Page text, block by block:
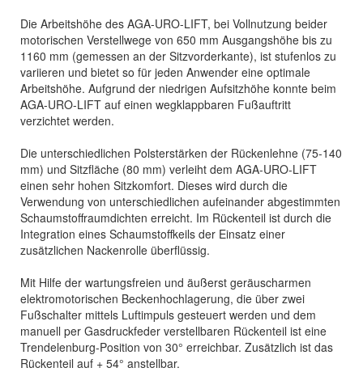
Die Arbeitshöhe des AGA-URO-LIFT, bei Vollnutzung beider
motorischen Verstellwege von 650 mm Ausgangshöhe bis zu
1160 mm (gemessen an der Sitzvorderkante), ist stufenlos zu
variieren und bietet so für jeden Anwender eine optimale
Arbeitshöhe. Aufgrund der niedrigen Aufsitzhöhe konnte beim
AGA-URO-LIFT auf einen wegklappbaren Fußauftritt
verzichtet werden.
Die unterschiedlichen Polsterstärken der Rückenlehne (75-140
mm) und Sitzfläche (80 mm) verleiht dem AGA-URO-LIFT
einen sehr hohen Sitzkomfort. Dieses wird durch die
Verwendung von unterschiedlichen aufeinander abgestimmten
Schaumstoffraumdichten erreicht. Im Rückenteil ist durch die
Integration eines Schaumstoffkeils der Einsatz einer
zusätzlichen Nackenrolle überflüssig.
Mit Hilfe der wartungsfreien und äußerst geräuscharmen
elektromotorischen Beckenhochlagerung, die über zwei
Fußschalter mittels Luftimpuls gesteuert werden und dem
manuell per Gasdruckfeder verstellbaren Rückenteil ist eine
Trendelenburg-Position von 30° erreichbar. Zusätzlich ist das
Rückenteil auf + 54° anstellbar.